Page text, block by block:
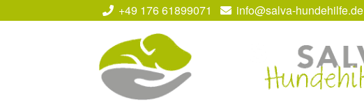
+49 176 61899071
info@salva-hundehilfe.de
Navigation
springen
Zum
Inhalt
springen